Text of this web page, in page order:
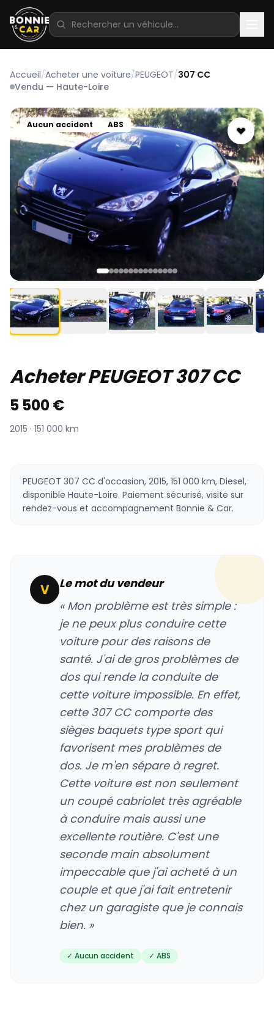
Accueil/Acheter une voiture/PEUGEOT/307 CC
Vendu — Haute-Loire
Aucun accident ABS
Acheter PEUGEOT 307 CC
5 500 €
2015 · 151 000 km
PEUGEOT 307 CC d'occasion, 2015, 151 000 km, Diesel,
disponible Haute-Loire. Paiement sécurisé, visite sur
rendez-vous et accompagnement Bonnie & Car.
V
Le mot du vendeur
« Mon problème est très simple :
je ne peux plus conduire cette
voiture pour des raisons de
santé. J'ai de gros problèmes de
dos qui rende la conduite de
cette voiture impossible. En effet,
cette 307 CC comporte des
sièges baquets type sport qui
favorisent mes problèmes de
dos. Je m'en sépare à regret.
Cette voiture est non seulement
un coupé cabriolet très agréable
à conduire mais aussi une
excellente routière. C'est une
seconde main absolument
impeccable que j'ai acheté à un
couple et que j'ai fait entretenir
chez un garagiste que je connais
bien. »
✓ Aucun accident ✓ ABS